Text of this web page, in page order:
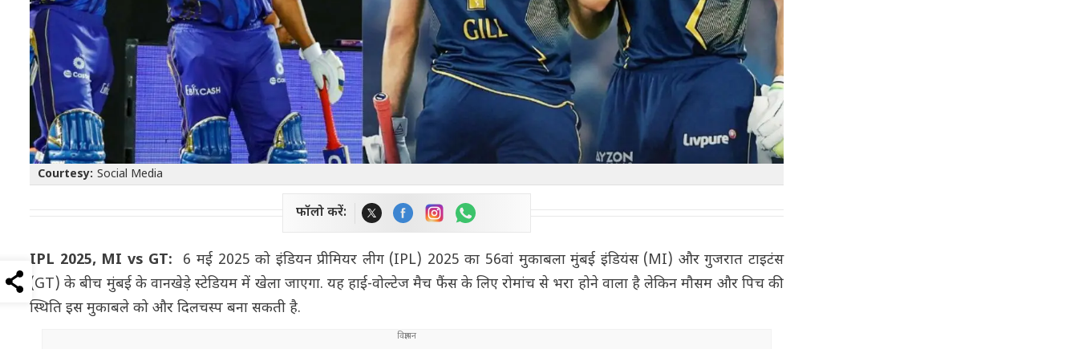
Courtesy: Social Media
फॉलो करें:
IPL 2025, MI vs GT: 6 मई 2025 को इंडियन प्रीमियर लीग (IPL) 2025 का 56वां मुकाबला मुंबई इंडियंस (MI) और गुजरात टाइटंस
(GT) के बीच मुंबई के वानखेड़े स्टेडियम में खेला जाएगा. यह हाई-वोल्टेज मैच फैंस के लिए रोमांच से भरा होने वाला है लेकिन मौसम और पिच की
स्थिति इस मुकाबले को और दिलचस्प बना सकती है.